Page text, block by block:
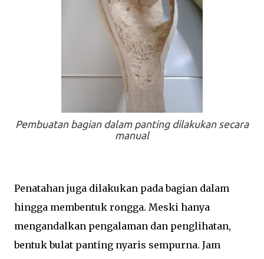
Pembuatan bagian dalam panting dilakukan secara
manual
Penatahan juga dilakukan pada bagian dalam
hingga membentuk rongga. Meski hanya
mengandalkan pengalaman dan penglihatan,
bentuk bulat panting nyaris sempurna. Jam